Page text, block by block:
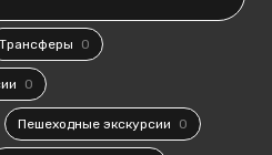
Трансферы 0
0
Пешеходные экскурсии 0